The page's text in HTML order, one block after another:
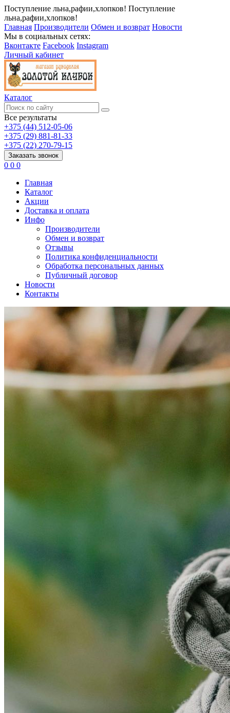
Поступление льна,рафии,хлопков! Поступление
льна,рафии,хлопков!
Главная Производители Обмен и возврат Новости
Мы в социальных сетях:
Вконтакте Facebook Instagram
Личный кабинет
Каталог
Все результаты
+375 (44) 512-05-06
+375 (29) 881-81-33
+375 (22) 270-79-15
Заказать звонок
0 0 0
Главная
Каталог
Акции
Доставка и оплата
Инфо
Производители
Обмен и возврат
Отзывы
Политика конфиденциальности
Обработка персональных данных
Публичный договор
Новости
Контакты